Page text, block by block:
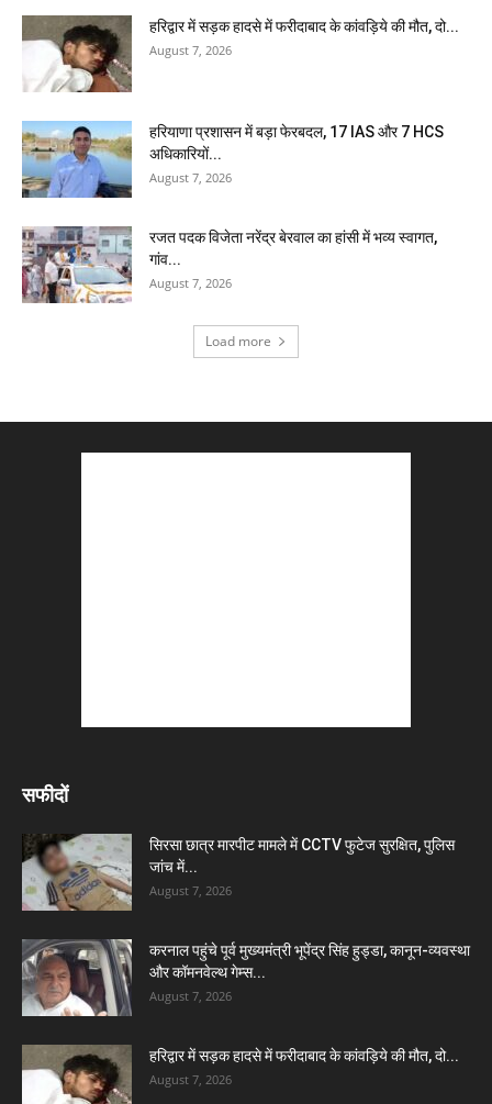
हरिद्वार में सड़क हादसे में फरीदाबाद के कांवड़िये की मौत, दो...
August 7, 2026
हरियाणा प्रशासन में बड़ा फेरबदल, 17 IAS और 7 HCS
अधिकारियों...
August 7, 2026
रजत पदक विजेता नरेंद्र बेरवाल का हांसी में भव्य स्वागत,
गांव...
August 7, 2026
Load more
सफीदों
सिरसा छात्र मारपीट मामले में CCTV फुटेज सुरक्षित, पुलिस
जांच में...
August 7, 2026
करनाल पहुंचे पूर्व मुख्यमंत्री भूपेंद्र सिंह हुड्डा, कानून-व्यवस्था
और कॉमनवेल्थ गेम्स...
August 7, 2026
हरिद्वार में सड़क हादसे में फरीदाबाद के कांवड़िये की मौत, दो...
August 7, 2026